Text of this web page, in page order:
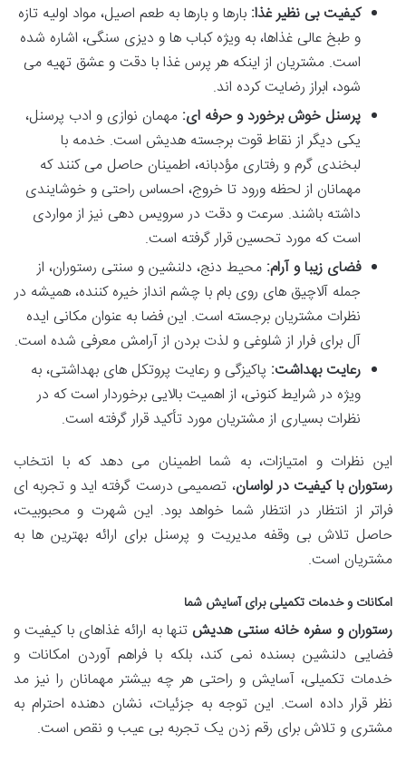
کیفیت بی نظیر غذا: بارها و بارها به طعم اصیل، مواد اولیه تازه
و طبخ عالی غذاها، به ویژه کباب ها و دیزی سنگی، اشاره شده
است. مشتریان از اینکه هر پرس غذا با دقت و عشق تهیه می
شود، ابراز رضایت کرده اند.
پرسنل خوش برخورد و حرفه ای: مهمان نوازی و ادب پرسنل،
یکی دیگر از نقاط قوت برجسته هدیش است. خدمه با
لبخندی گرم و رفتاری مؤدبانه، اطمینان حاصل می کنند که
مهمانان از لحظه ورود تا خروج، احساس راحتی و خوشایندی
داشته باشند. سرعت و دقت در سرویس دهی نیز از مواردی
است که مورد تحسین قرار گرفته است.
فضای زیبا و آرام: محیط دنج، دلنشین و سنتی رستوران، از
جمله آلاچیق های روی بام با چشم انداز خیره کننده، همیشه در
نظرات مشتریان برجسته است. این فضا به عنوان مکانی ایده
آل برای فرار از شلوغی و لذت بردن از آرامش معرفی شده است.
رعایت بهداشت: پاکیزگی و رعایت پروتکل های بهداشتی، به
ویژه در شرایط کنونی، از اهمیت بالایی برخوردار است که در
نظرات بسیاری از مشتریان مورد تأکید قرار گرفته است.
این نظرات و امتیازات، به شما اطمینان می دهد که با انتخاب
رستوران با کیفیت در لواسان، تصمیمی درست گرفته اید و تجربه ای
فراتر از انتظار در انتظار شما خواهد بود. این شهرت و محبوبیت،
حاصل تلاش بی وقفه مدیریت و پرسنل برای ارائه بهترین ها به
مشتریان است.
امکانات و خدمات تکمیلی برای آسایش شما
رستوران و سفره خانه سنتی هدیش تنها به ارائه غذاهای با کیفیت و
فضایی دلنشین بسنده نمی کند، بلکه با فراهم آوردن امکانات و
خدمات تکمیلی، آسایش و راحتی هر چه بیشتر مهمانان را نیز مد
نظر قرار داده است. این توجه به جزئیات، نشان دهنده احترام به
مشتری و تلاش برای رقم زدن یک تجربه بی عیب و نقص است.